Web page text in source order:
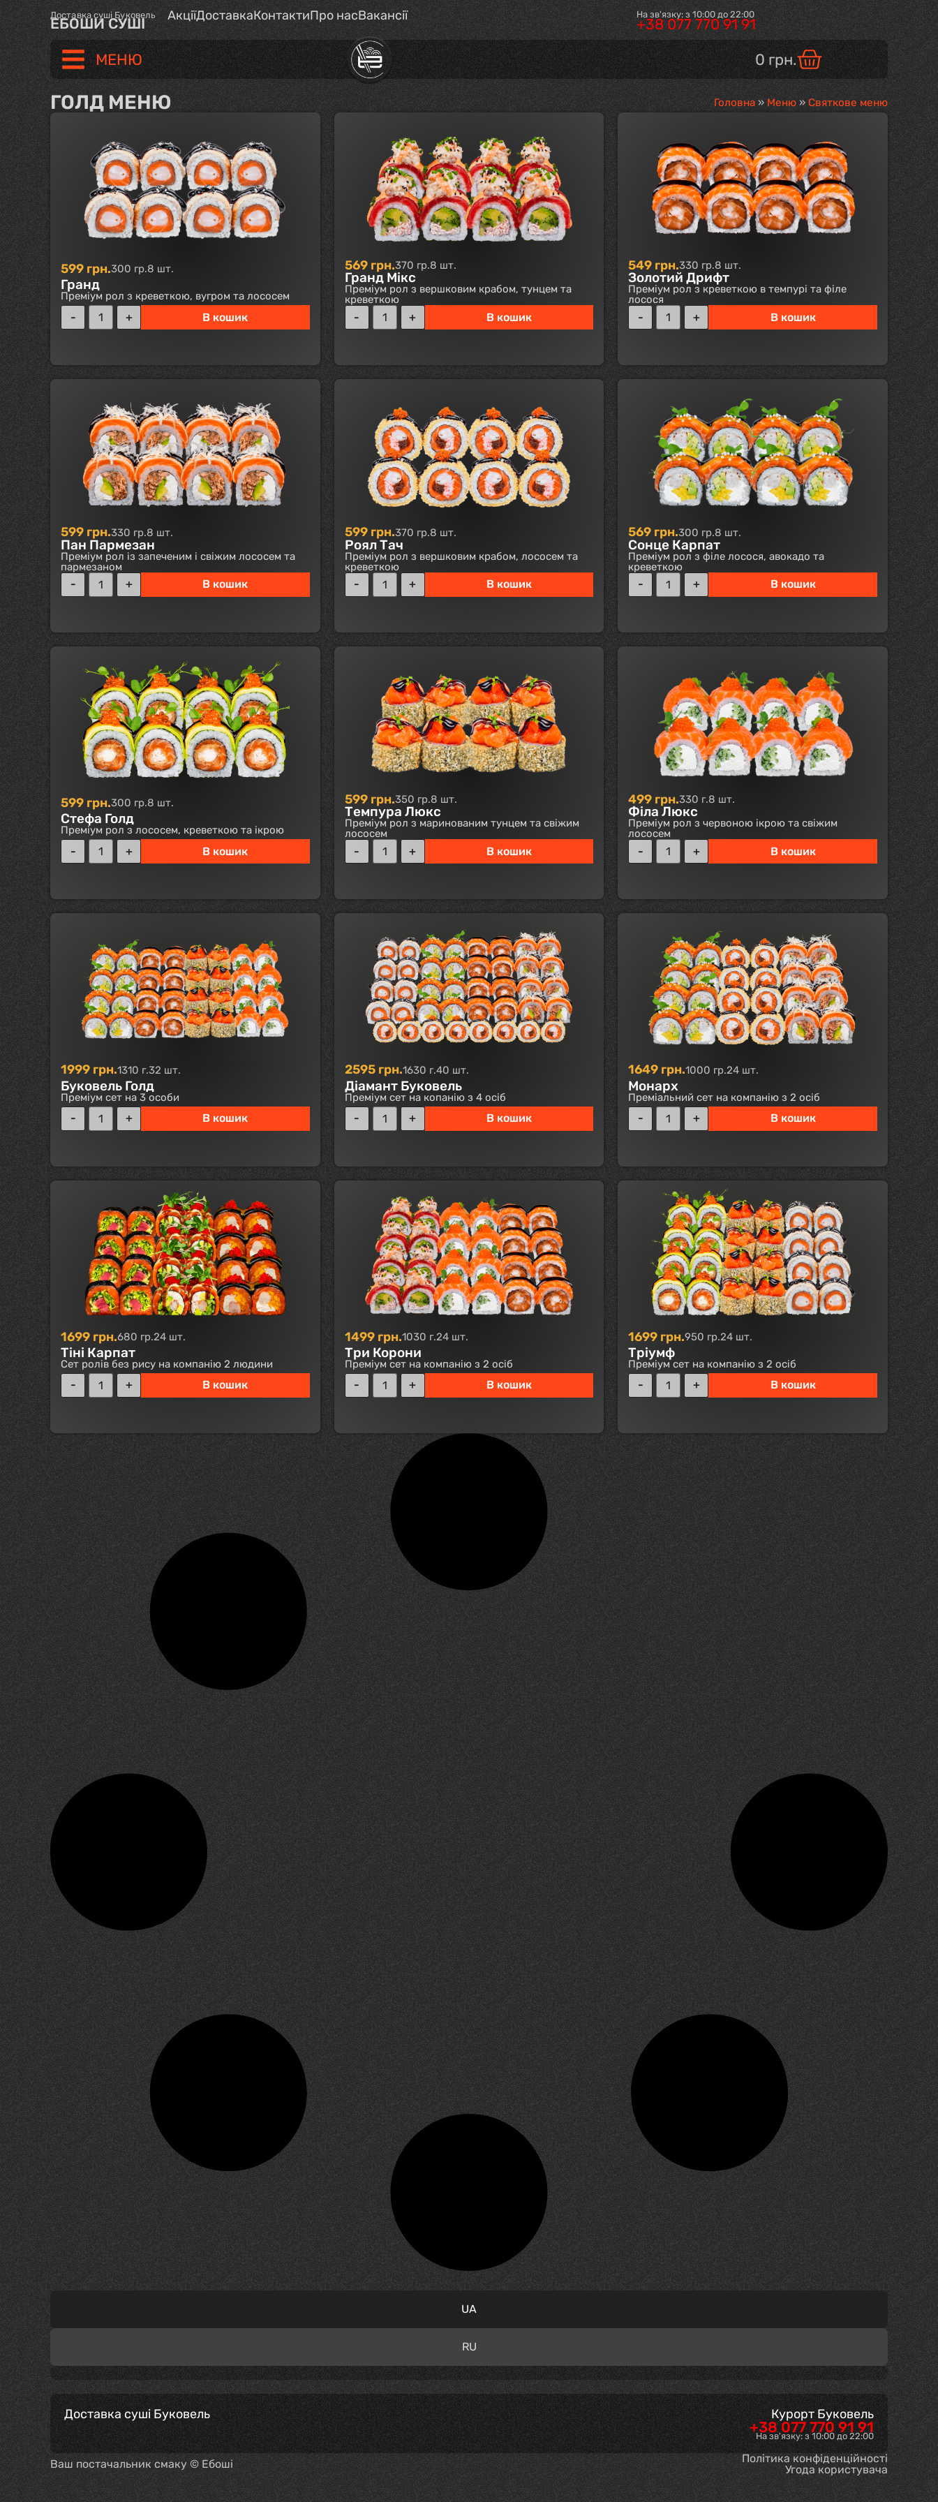
Доставка суші Буковель
ЕБОШИ СУШІ АкціїДоставкаКонтактиПро насВакансії На зв'язку: з 10:00 до 22:00
+38 077 770 91 91
МЕНЮ 0 грн.
ГОЛД МЕНЮ Головна » Меню » Святкове меню
599 грн.300 гр.8 шт.
Гранд
Преміум рол з креветкою, вугром та лососем
В кошик
569 грн.370 гр.8 шт.
Гранд Мікс
Преміум рол з вершковим крабом, тунцем та
креветкою
В кошик
549 грн.330 гр.8 шт.
Золотий Дрифт
Преміум рол з креветкою в темпурі та філе
лосося
В кошик
599 грн.330 гр.8 шт.
Пан Пармезан
Преміум рол із запеченим і свіжим лососем та
пармезаном
В кошик
599 грн.370 гр.8 шт.
Роял Тач
Преміум рол з вершковим крабом, лососем та
креветкою
В кошик
569 грн.300 гр.8 шт.
Сонце Карпат
Преміум рол з філе лосося, авокадо та
креветкою
В кошик
599 грн.300 гр.8 шт.
Стефа Голд
Преміум рол з лососем, креветкою та ікрою
В кошик
599 грн.350 гр.8 шт.
Темпура Люкс
Преміум рол з маринованим тунцем та свіжим
лососем
В кошик
499 грн.330 г.8 шт.
Філа Люкс
Преміум рол з червоною ікрою та свіжим
лососем
В кошик
1999 грн.1310 г.32 шт.
Буковель Голд
Преміум сет на 3 особи
В кошик
2595 грн.1630 г.40 шт.
Діамант Буковель
Преміум сет на копанію з 4 осіб
В кошик
1649 грн.1000 гр.24 шт.
Монарх
Преміальний сет на компанію з 2 осіб
В кошик
1699 грн.680 гр.24 шт.
Тіні Карпат
Сет ролів без рису на компанію 2 людини
В кошик
1499 грн.1030 г.24 шт.
Три Корони
Преміум сет на компанію з 2 осіб
В кошик
1699 грн.950 гр.24 шт.
Тріумф
Преміум сет на компанію з 2 осіб
В кошик
UA
RU
Доставка суші Буковель Курорт Буковель
+38 077 770 91 91
На зв'язку: з 10:00 до 22:00
Ваш постачальник смаку © Ебоші
Політика конфіденційності
Угода користувача